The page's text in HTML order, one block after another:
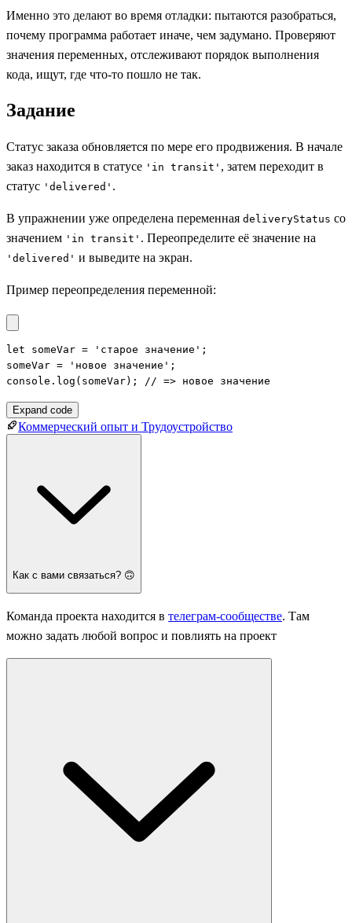
Именно это делают во время отладки: пытаются разобраться,
почему программа работает иначе, чем задумано. Проверяют
значения переменных, отслеживают порядок выполнения
кода, ищут, где что-то пошло не так.
Задание
Статус заказа обновляется по мере его продвижения. В начале
заказ находится в статусе 'in transit' , затем переходит в
статус 'delivered' .
В упражнении уже определена переменная deliveryStatus со
значением 'in transit' . Переопределите её значение на
'delivered' и выведите на экран.
Пример переопределения переменной:
let someVar = 'старое значение';
someVar = 'новое значение';
console.log(someVar); // => новое значение
Expand code
Коммерческий опыт и Трудоустройство
Как с вами связаться? 🙃
Команда проекта находится в телеграм-сообществе. Там
можно задать любой вопрос и повлиять на проект